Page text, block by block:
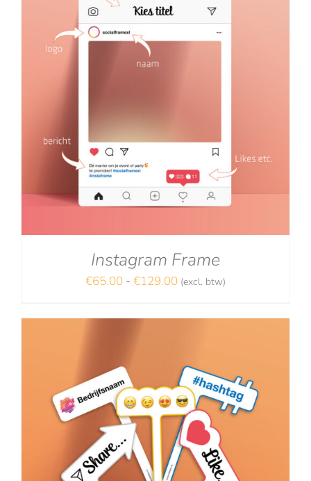
Instagram Frame
€65.00 - €129.00Prijsklasse:
tot
(excl. btw)